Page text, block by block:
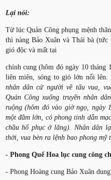
Lại nói:
Từ lúc Quản Công phụng mệnh
thì nàng Bảo Xuân và Thái bà
gió độc và mất tại
chính cung (hôm đó ngày 10 tháng
liên miên, sóng to gió lớn nổi lên.
nhân dân cử người về tấu vua,
Quản Công xuống truyền nhân
ruộng (hôm đó vào giờ ngọ, ngày
một đầm lớn, có phong tinh dẫn
chầu hổ phục ở lăng). Nhân dân
thời, vua bèn ra lệnh bao phong mỹ
- Phong Quế Hoa lục cung công
- Phong Hoàng cung Bảo Xuân